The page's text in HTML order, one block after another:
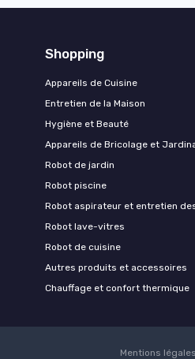
Shopping
Appareils de Cuisine
Entretien de la Maison
Hygiène et Beauté
Appareils de Bricolage et
Robot de jardin
Robot piscine
Robot aspirateur et entretien
Robot lave-vitres
Robot de cuisine
Autres produits et accessoires
Chauffage et confort thermique
Mentions légales